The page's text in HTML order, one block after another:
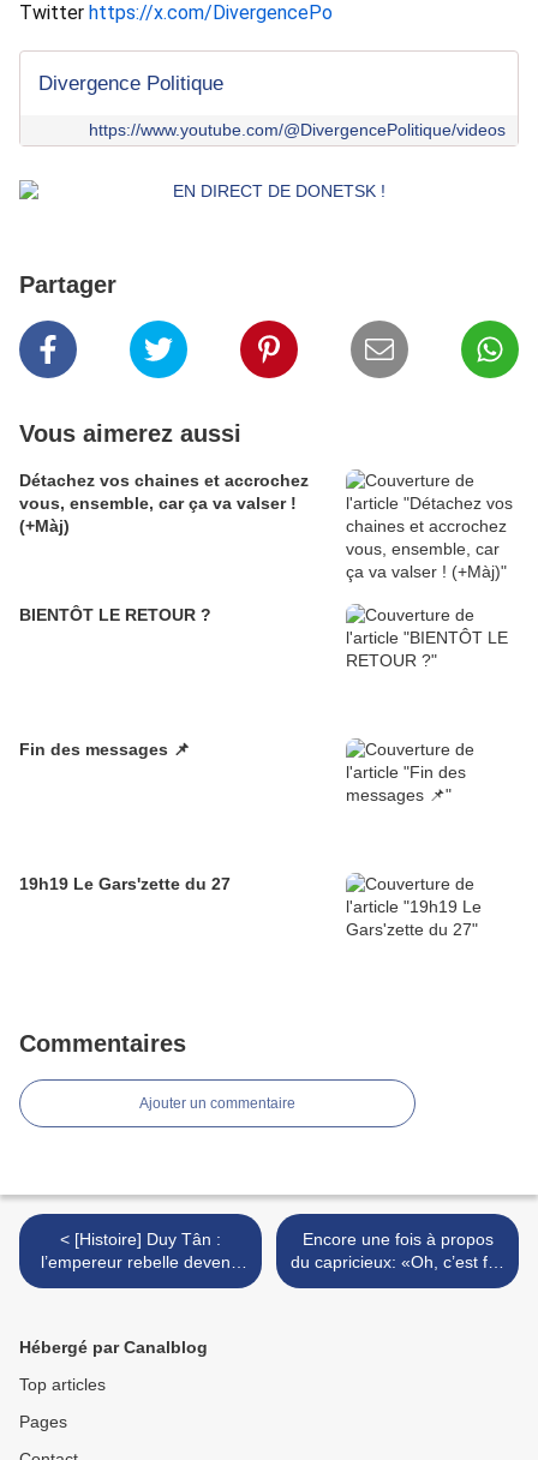
Twitter https://x.com/DivergencePo
Divergence Politique
https://www.youtube.com/@DivergencePolitique/videos
Partager
Vous aimerez aussi
Détachez vos chaines et accrochez
vous, ensemble, car ça va valser !
(+Màj)
BIENTÔT LE RETOUR ?
Fin des messages 📌
19h19 Le Gars'zette du 27
Commentaires
Ajouter un commentaire
< [Histoire] Duy Tân :
l’empereur rebelle devenu
soldat de la France libre /+/
Encore une fois à propos
du capricieux: «Oh, c’est fini
! Je ne suis plus un
Hébergé par Canalblog
Top articles
Pages